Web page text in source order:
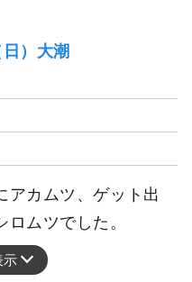
）大潮
アカムツ、ゲット出
ムツでした。
示